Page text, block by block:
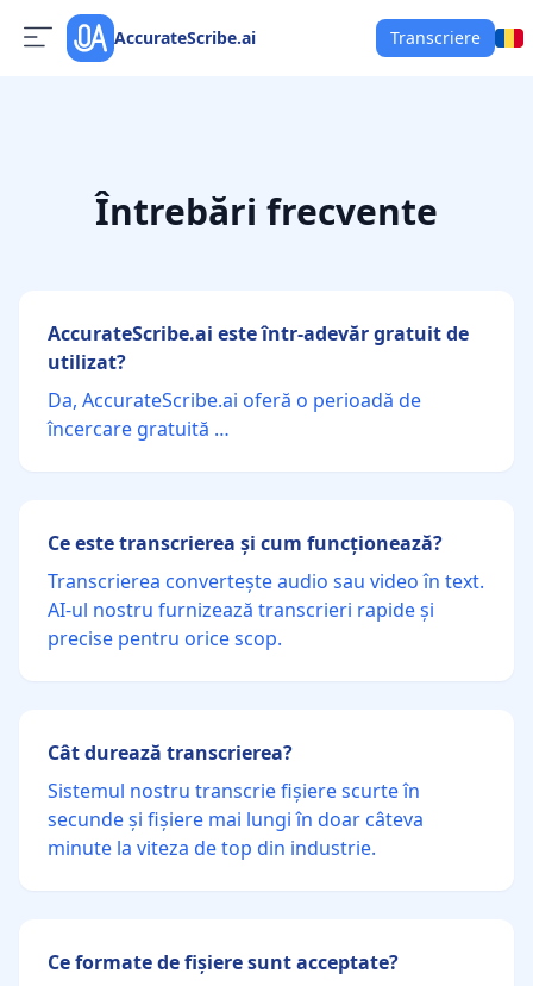
AccurateScribe.ai Transcriere
Întrebări frecvente
AccurateScribe.ai este într-adevăr gratuit de
utilizat?
Da, AccurateScribe.ai oferă o perioadă de
încercare gratuită …
Ce este transcrierea și cum funcționează?
Transcrierea convertește audio sau video în text.
AI-ul nostru furnizează transcrieri rapide și
precise pentru orice scop.
Cât durează transcrierea?
Sistemul nostru transcrie fișiere scurte în
secunde și fișiere mai lungi în doar câteva
minute la viteza de top din industrie.
Ce formate de fișiere sunt acceptate?